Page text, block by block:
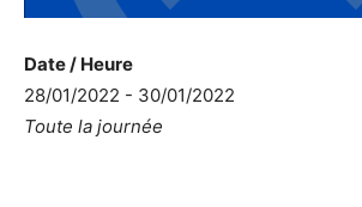
Date / Heure
28/01/2022 - 30/01/2022
Toute la journée